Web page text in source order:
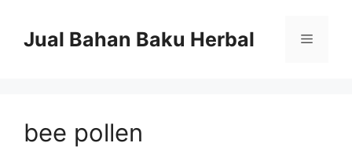
Jual Bahan Baku Herbal Menu
bee pollen